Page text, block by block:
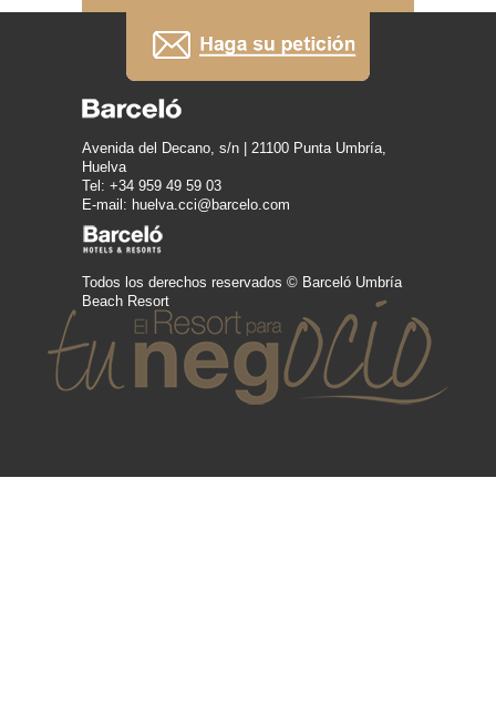
Avenida del Decano, s/n | 21100 Punta Umbría,
Huelva
Tel: +34 959 49 59 03
E-mail: huelva.cci@barcelo.com
Todos los derechos reservados © Barceló Umbría
Beach Resort